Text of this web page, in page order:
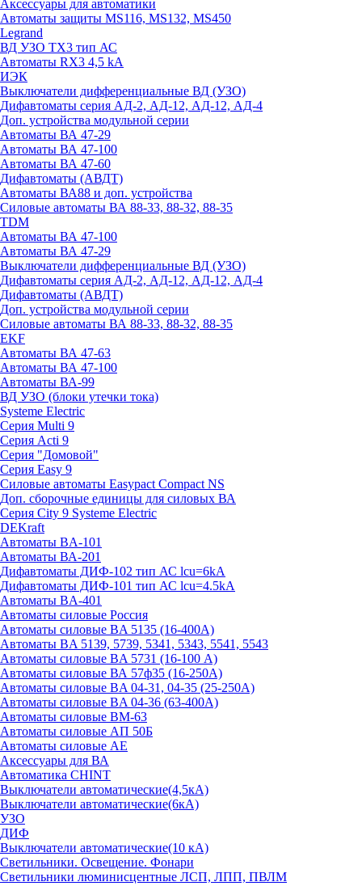
Аксессуары для автоматики
Автоматы защиты MS116, MS132, MS450
Legrand
ВД УЗО TX3 тип АС
Автоматы RX3 4,5 kA
ИЭК
Выключатели дифференциальные ВД (УЗО)
Дифавтоматы серия АД-2, АД-12, АД-12, АД-4
Доп. устройства модульной серии
Автоматы ВА 47-29
Автоматы ВА 47-100
Автоматы ВА 47-60
Дифавтоматы (АВДТ)
Автоматы ВА88 и доп. устройства
Силовые автоматы ВА 88-33, 88-32, 88-35
TDM
Автоматы ВА 47-100
Автоматы ВА 47-29
Выключатели дифференциальные ВД (УЗО)
Дифавтоматы серия АД-2, АД-12, АД-12, АД-4
Дифавтоматы (АВДТ)
Доп. устройства модульной серии
Силовые автоматы ВА 88-33, 88-32, 88-35
EKF
Автоматы ВА 47-63
Автоматы ВА 47-100
Автоматы ВА-99
ВД УЗО (блоки утечки тока)
Systeme Electric
Серия Multi 9
Серия Acti 9
Серия "Домовой"
Серия Easy 9
Силовые автоматы Easypact Compact NS
Доп. сборочные единицы для силовых ВА
Серия City 9 Systeme Electric
DEKraft
Автоматы BA-101
Автоматы ВА-201
Дифавтоматы ДИФ-102 тип АС lcu=6kA
Дифавтоматы ДИФ-101 тип АС lcu=4.5kA
Автоматы BA-401
Автоматы силовые Россия
Автоматы силовые BA 5135 (16-400А)
Автоматы BA 5139, 5739, 5341, 5343, 5541, 5543
Автоматы силовые BA 5731 (16-100 А)
Автоматы силовые ВА 57ф35 (16-250А)
Автоматы силовые BA 04-31, 04-35 (25-250А)
Автоматы силовые BA 04-36 (63-400А)
Автоматы силовые ВМ-63
Автоматы силовые АП 50Б
Автоматы силовые АЕ
Аксессуары для ВА
Автоматика CHINT
Выключатели автоматические(4,5кА)
Выключатели автоматические(6кА)
УЗО
ДИФ
Выключатели автоматические(10 кА)
Светильники. Освещение. Фонари
Светильники люминисцентные ЛСП, ЛПП, ПВЛМ